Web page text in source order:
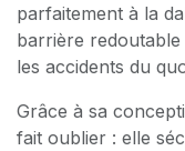
parfaitement à la
barrière
les accidents du
Grâce à sa
fait oublier : elle